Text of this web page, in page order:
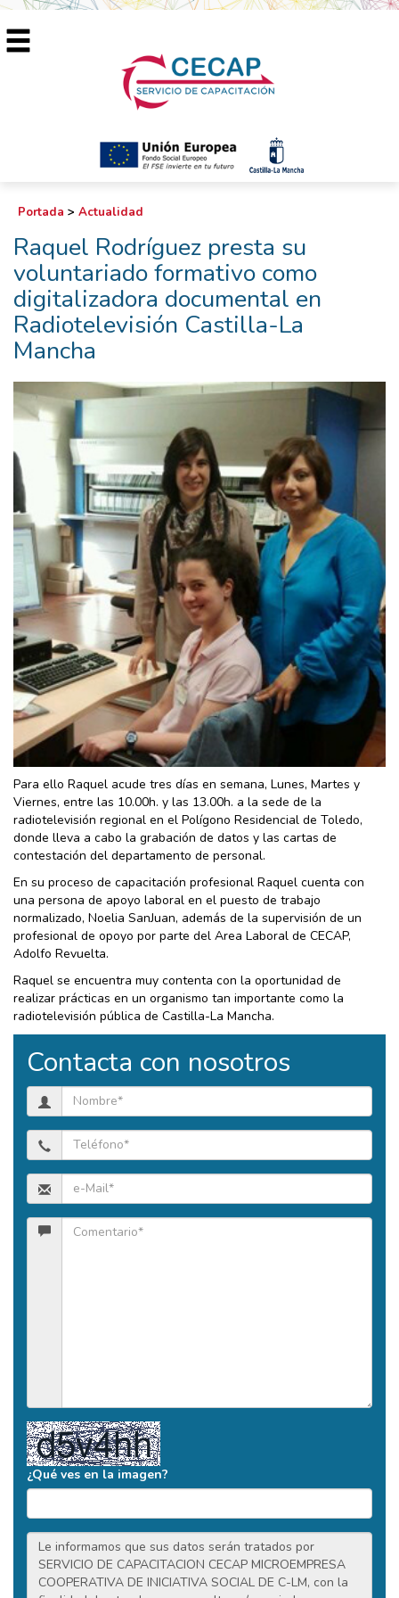
Portada > Actualidad
Raquel Rodríguez presta su
voluntariado formativo como
digitalizadora documental en
Radiotelevisión Castilla-La
Mancha
Para ello Raquel acude tres días en semana, Lunes, Martes y
Viernes, entre las 10.00h. y las 13.00h. a la sede de la
radiotelevisión regional en el Polígono Residencial de Toledo,
donde lleva a cabo la grabación de datos y las cartas de
contestación del departamento de personal.
En su proceso de capacitación profesional Raquel cuenta con
una persona de apoyo laboral en el puesto de trabajo
normalizado, Noelia SanJuan, además de la supervisión de un
profesional de opoyo por parte del Area Laboral de CECAP,
Adolfo Revuelta.
Raquel se encuentra muy contenta con la oportunidad de
realizar prácticas en un organismo tan importante como la
radiotelevisión pública de Castilla-La Mancha.
Contacta con nosotros
¿Qué ves en la imagen?